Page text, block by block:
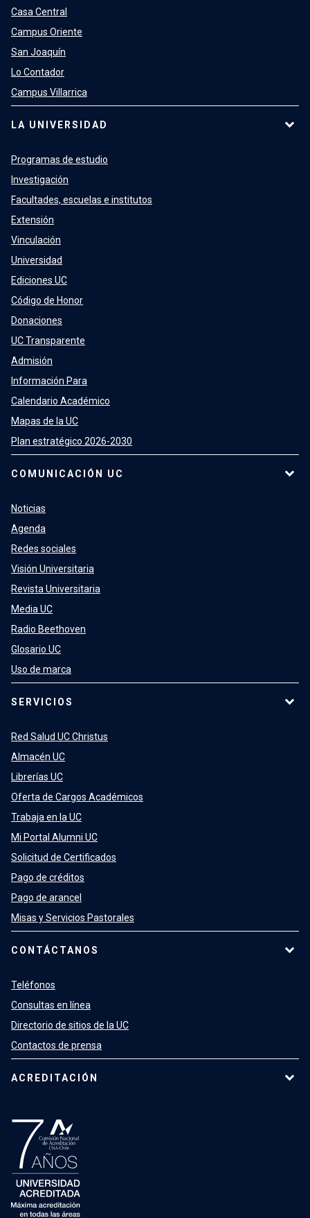
Casa Central
Campus Oriente
San Joaquín
Lo Contador
Campus Villarrica
LA UNIVERSIDAD
Programas de estudio
Investigación
Facultades, escuelas e institutos
Extensión
Vinculación
Universidad
Ediciones UC
Código de Honor
Donaciones
UC Transparente
Admisión
Información Para
Calendario Académico
Mapas de la UC
Plan estratégico 2026-2030
COMUNICACIÓN UC
Noticias
Agenda
Redes sociales
Visión Universitaria
Revista Universitaria
Media UC
Radio Beethoven
Glosario UC
Uso de marca
SERVICIOS
Red Salud UC Christus
Almacén UC
Librerías UC
Oferta de Cargos Académicos
Trabaja en la UC
Mi Portal Alumni UC
Solicitud de Certificados
Pago de créditos
Pago de arancel
Misas y Servicios Pastorales
CONTÁCTANOS
Teléfonos
Consultas en línea
Directorio de sitios de la UC
Contactos de prensa
ACREDITACIÓN